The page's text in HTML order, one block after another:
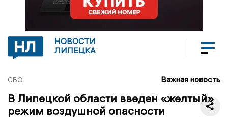
НОВОСТИ
ЛИПЕЦКА
СВО Важная новость
В Липецкой области введен «желтый»
режим воздушной опасности